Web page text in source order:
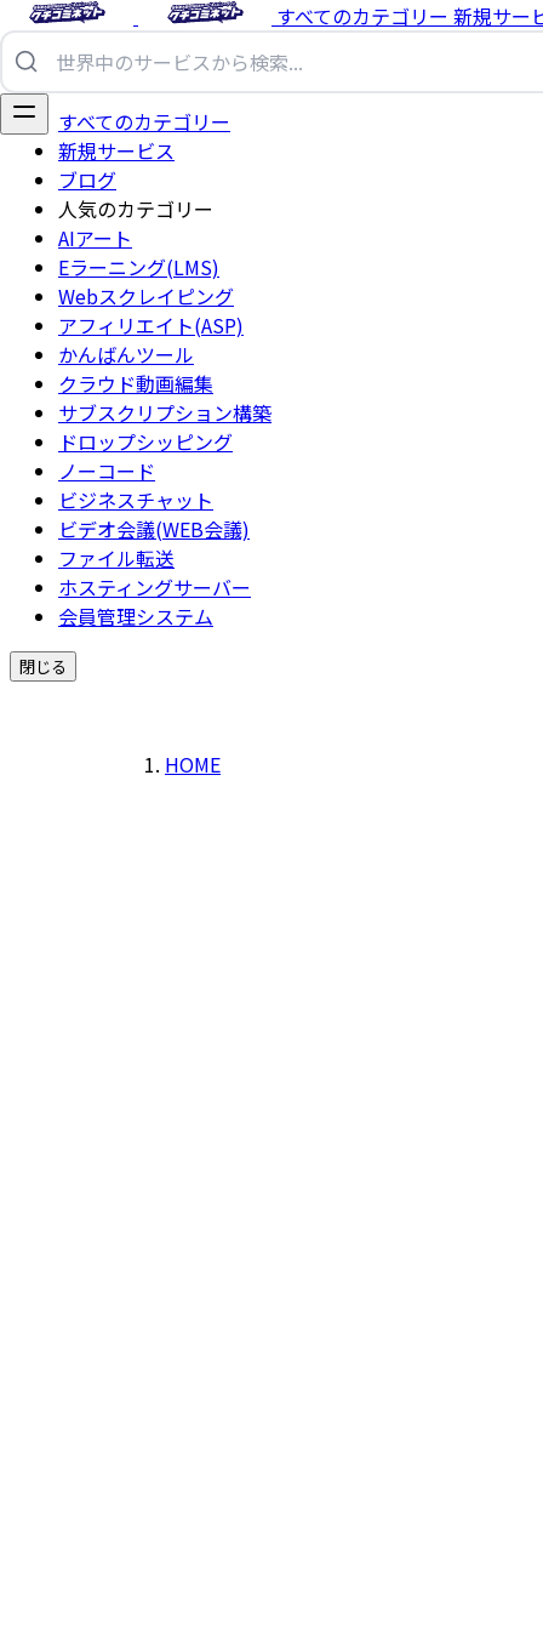
すべてのカテゴリー 新規サー
すべてのカテゴリー
新規サービス
ブログ
人気のカテゴリー
AIアート
Eラーニング(LMS)
Webスクレイピング
アフィリエイト(ASP)
かんばんツール
クラウド動画編集
サブスクリプション構築
ドロップシッピング
ノーコード
ビジネスチャット
ビデオ会議(WEB会議)
ファイル転送
ホスティングサーバー
会員管理システム
閉じる
HOME